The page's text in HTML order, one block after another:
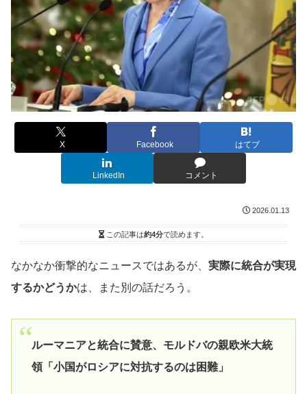
X Facebook はてブ
LinkedIn コメント
2026.01.13
この記事は約4分で読めます。
なかなか衝撃的なニュースではあるが、 実際に統合が実現
するかどうかは、また別の話だろう。
ルーマニアと統合に賛意、モルドバの親欧米大統
領「小国がロシアに対抗するのは困難」